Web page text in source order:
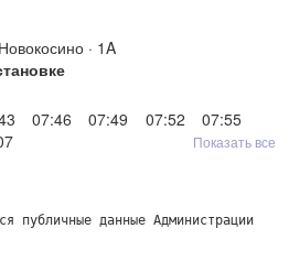
· 1A
07:46 07:49 07:52
07:55
Показать все
публичные данные Администрации